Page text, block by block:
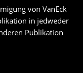
von VanEck
in jedweder
Publikation